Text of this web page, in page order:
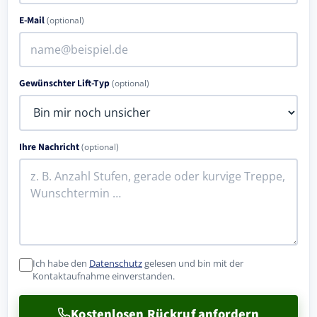
E-Mail(optional)
Gewünschter Lift-Typ(optional)
Ihre Nachricht(optional)
Ich habe den Datenschutzgelesen und bin mit der
Kontaktaufnahme einverstanden.